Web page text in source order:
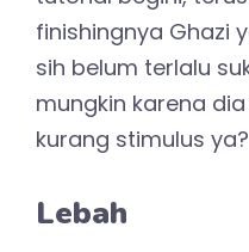
finishingnya Ghazi
sih belum terlalu
mungkin karena
kurang stimulus ya?
Lebah